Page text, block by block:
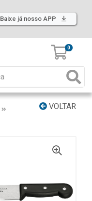
Baixe já nosso APP
0
VOLTAR